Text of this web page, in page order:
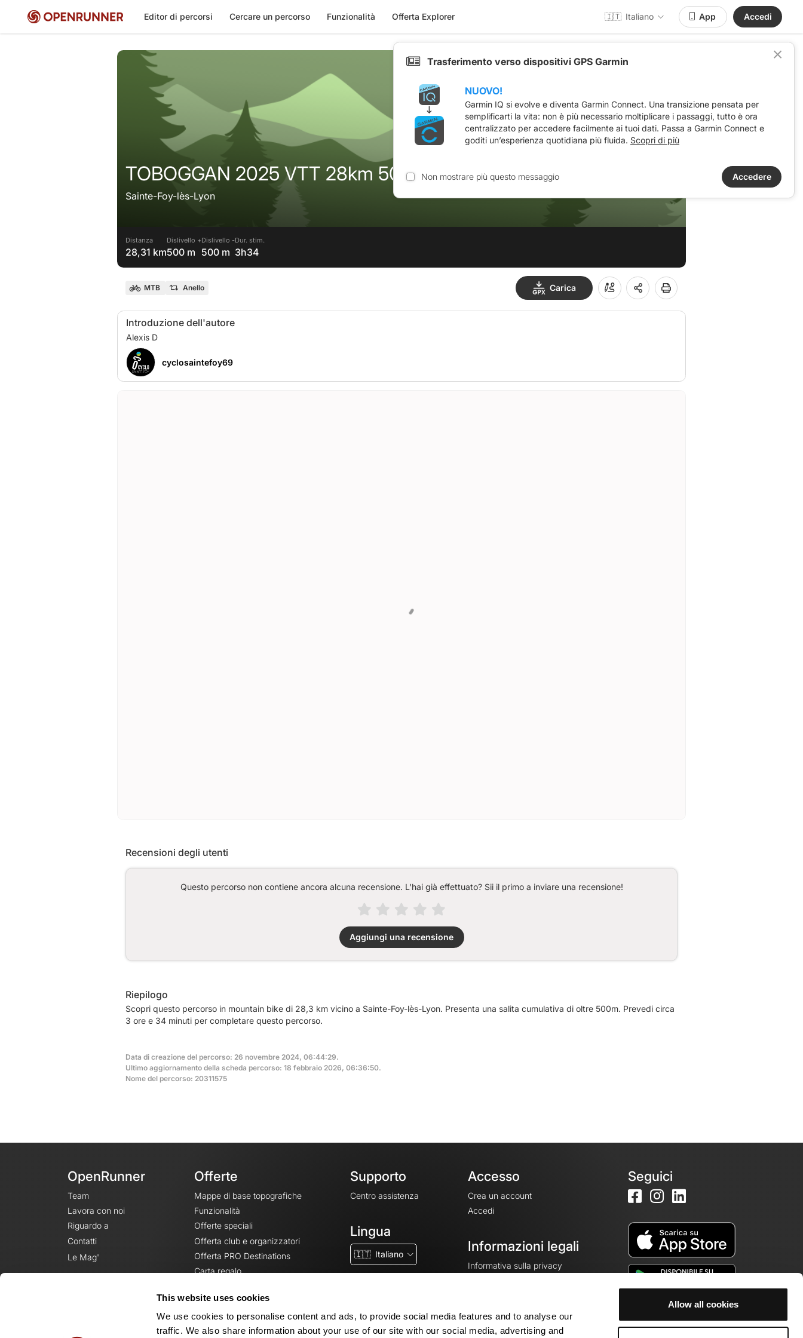
This website uses cookies
We use cookies to personalise content and ads, to provide social media features and to analyse our
traffic. We also share information about your use of our site with our social media, advertising and
Allow all cookies
Editor di percorsi Cercare un percorso Funzionalità Offerta Explorer 🇮🇹 Italiano App Accedi
TOBOGGAN 2025 VTT 28km 500 m
Sainte-Foy-lès-Lyon
Distanza
28,31 km
Dislivello +
500 m
Dislivello -
500 m
Dur. stim.
3h34
MTB Anello Carica
Introduzione dell'autore
cyclosaintefoy69
Recensioni degli utenti
Questo percorso non contiene ancora alcuna recensione. L'hai già effettuato? Sii il primo a inviare una recensione!
Aggiungi una recensione
Riepilogo
Scopri questo percorso in mountain bike di 28,3 km vicino a Sainte-Foy-lès-Lyon. Presenta una salita cumulativa di oltre 500m. Prevedi circa
3 ore e 34 minuti per completare questo percorso.
Data di creazione del percorso: 26 novembre 2024, 06:44:29.
Ultimo aggiornamento della scheda percorso: 18 febbraio 2026, 06:36:50.
Nome del percorso: 20311575
OpenRunner
Team
Lavora con noi
Riguardo a
Contatti
Le Mag'
Offerte
Mappe di base topografiche
Funzionalità
Offerte speciali
Offerta club e organizzatori
Offerta PRO Destinations
Carta regalo
Supporto
Centro assistenza
Lingua
🇮🇹 Italiano
Accesso
Crea un account
Accedi
Informazioni legali
Informativa sulla privacy
Impostazioni dei cookie
Seguici
Trasferimento verso dispositivi GPS Garmin
NUOVO!
Garmin IQ si evolve e diventa Garmin Connect. Una transizione pensata per
semplificarti la vita: non è più necessario moltiplicare i passaggi, tutto è ora
centralizzato per accedere facilmente ai tuoi dati. Passa a Garmin Connect e
goditi un’esperienza quotidiana più fluida. Scopri di più
Non mostrare più questo messaggio Accedere